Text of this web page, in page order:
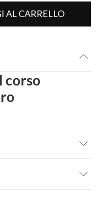
AL CARRELLO
corso